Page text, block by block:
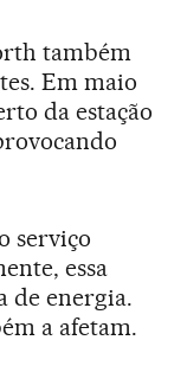
também
Em maio
da estação
serviço
essa
de energia.
a afetam.